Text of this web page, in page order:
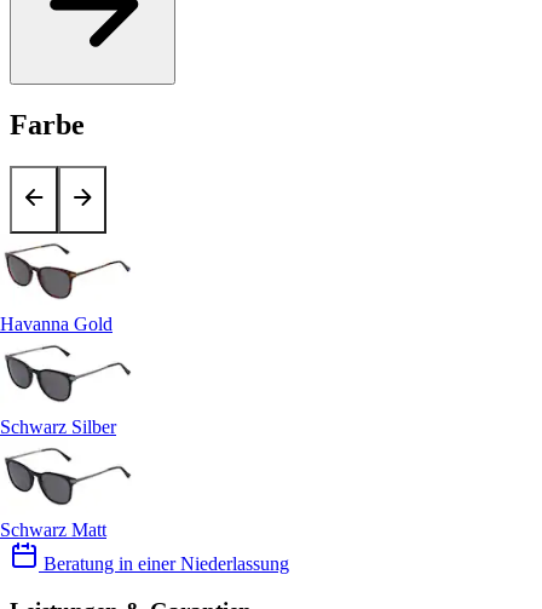
Farbe
Havanna Gold
Schwarz Silber
Schwarz Matt
Beratung in einer Niederlassung